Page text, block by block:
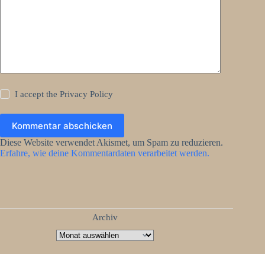
I accept thePrivacy Policy
Kommentar abschicken
Diese Website verwendet Akismet, um Spam zu reduzieren.
Erfahre, wie deine Kommentardaten verarbeitet werden.
Archiv